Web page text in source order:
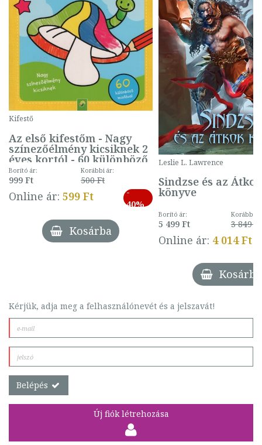
Kifestő
Az első kifestőm - Nagy
színezőélmény kicsiknek 2
éves kortól - 60 különböző
mintával (gombás)
Borító ár:
999 Ft
Korábbi ár:
500 Ft
Online ár: 599 Ft
-
40%
Kosárba
Leslie L. Lawrence
Sindzse és az Átkok
könyve
Borító ár:
5 499 Ft
Korábbi
3 849 Ft
Online ár: 4 014 Ft
Kosárba
Kérjük, adja meg a felhasználónevét és a jelszavát!
Belépés
Új fiók létrehozása